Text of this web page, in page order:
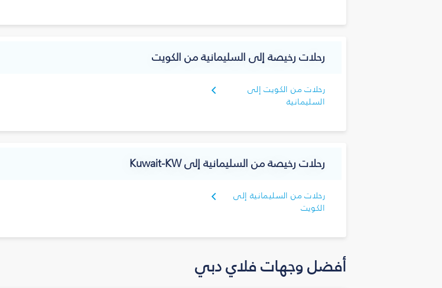
رحلات رخيصة إلى السليمانية‎ من الكويت
رحلات من الكويت إلى
السليمانية‎
رحلات رخيصة من السليمانية‎ إلى Kuwait-KW
رحلات من السليمانية‎ إلى
الكويت
أفضل وجهات فلاي دبي